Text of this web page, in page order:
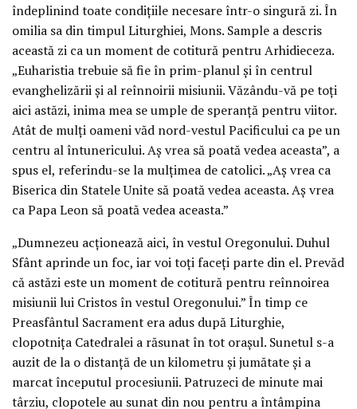
îndeplinind toate condițiile necesare într-o singură zi. În
omilia sa din timpul Liturghiei, Mons. Sample a descris
această zi ca un moment de cotitură pentru Arhidieceza.
„Euharistia trebuie să fie în prim-planul și în centrul
evanghelizării și al reînnoirii misiunii. Văzându-vă pe toți
aici astăzi, inima mea se umple de speranță pentru viitor.
Atât de mulți oameni văd nord-vestul Pacificului ca pe un
centru al întunericului. Aș vrea să poată vedea aceasta”, a
spus el, referindu-se la mulțimea de catolici. „Aș vrea ca
Biserica din Statele Unite să poată vedea aceasta. Aș vrea
ca Papa Leon să poată vedea aceasta.”
„Dumnezeu acționează aici, în vestul Oregonului. Duhul
Sfânt aprinde un foc, iar voi toți faceți parte din el. Prevăd
că astăzi este un moment de cotitură pentru reînnoirea
misiunii lui Cristos în vestul Oregonului.” În timp ce
Preasfântul Sacrament era adus după Liturghie,
clopotnița Catedralei a răsunat în tot orașul. Sunetul s-a
auzit de la o distanță de un kilometru și jumătate și a
marcat începutul procesiunii. Patruzeci de minute mai
târziu, clopotele au sunat din nou pentru a întâmpina